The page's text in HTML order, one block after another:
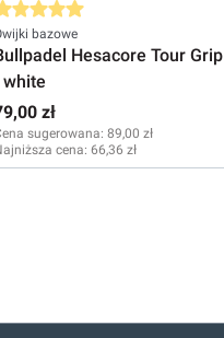
ocena 5 z 5 gwiazdek
bazowe
Hesacore Tour Grip
white
zł
sugerowana: 89,00 zł
cena: 66,36 zł